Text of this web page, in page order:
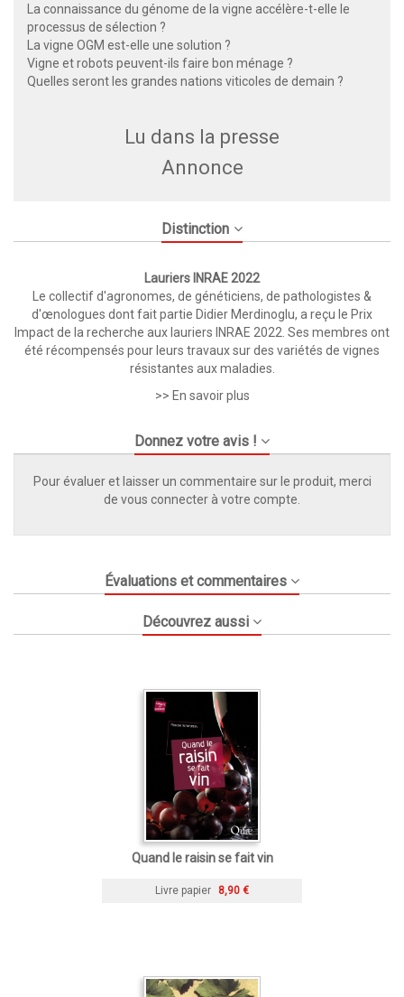
La connaissance du génome de la vigne accélère-t-elle le
processus de sélection ?
La vigne OGM est-elle une solution ?
Vigne et robots peuvent-ils faire bon ménage ?
Quelles seront les grandes nations viticoles de demain ?
Lu dans la presse
Annonce
Distinction
Lauriers INRAE 2022
Le collectif d'agronomes, de généticiens, de pathologistes &
d'œnologues dont fait partie Didier Merdinoglu, a reçu le Prix
Impact de la recherche aux lauriers INRAE 2022. Ses membres ont
été récompensés pour leurs travaux sur des variétés de vignes
résistantes aux maladies.
>> En savoir plus
Donnez votre avis !
Pour évaluer et laisser un commentaire sur le produit, merci
de vous connecter à votre compte.
Évaluations et commentaires
Découvrez aussi
Quand le raisin se fait vin
Livre papier 8,90 €